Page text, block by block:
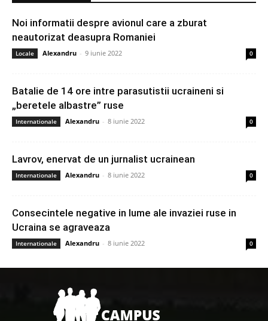
Noi informatii despre avionul care a zburat
neautorizat deasupra Romaniei
Locale Alexandru - 9 iunie 2022 0
Batalie de 14 ore intre parasutistii ucraineni si
„beretele albastre” ruse
Internationale Alexandru - 8 iunie 2022 0
Lavrov, enervat de un jurnalist ucrainean
Internationale Alexandru - 8 iunie 2022 0
Consecintele negative in lume ale invaziei ruse in
Ucraina se agraveaza
Internationale Alexandru - 8 iunie 2022 0